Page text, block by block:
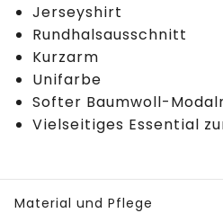
Jerseyshirt
Rundhalsausschnitt
Kurzarm
Unifarbe
Softer Baumwoll-
Vielseitiges Essential
Material und Pflege